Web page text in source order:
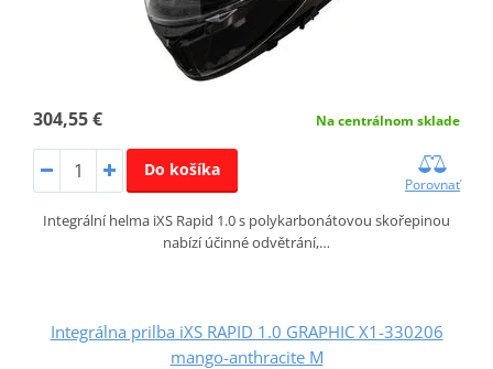
304,55 € Na centrálnom sklade
Do košíka
Porovnať
Integrální helma iXS Rapid 1.0 s polykarbonátovou skořepinou
nabízí účinné odvětrání,…
Integrálna prilba iXS RAPID 1.0 GRAPHIC X1-330206
mango-anthracite M